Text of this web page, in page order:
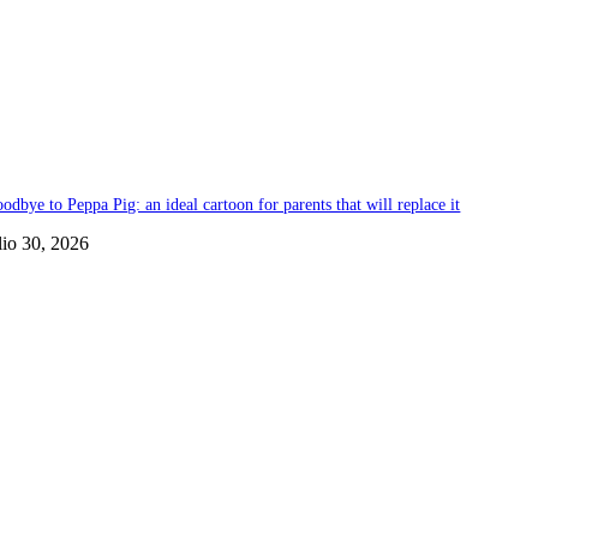
to Peppa Pig: an ideal cartoon for parents that will replace it
30, 2026